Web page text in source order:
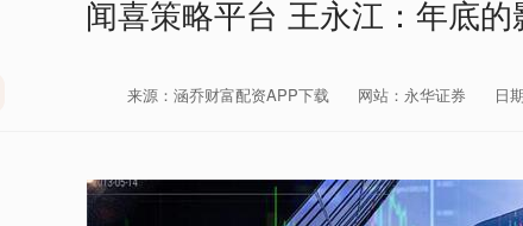
闻喜策略平台 王永江：年底
来源：涵乔财富配资APP下载 网站：永华证券 日